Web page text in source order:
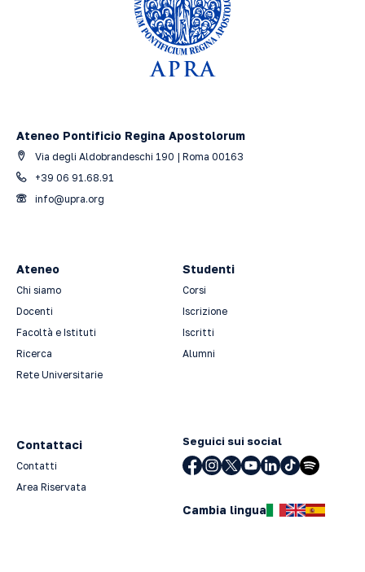
Ateneo Pontificio Regina Apostolorum
Via degli Aldobrandeschi 190 | Roma 00163
+39 06 91.68.91
info@upra.org
Ateneo
Chi siamo
Docenti
Facoltà e Istituti
Ricerca
Rete Universitarie
Studenti
Corsi
Iscrizione
Iscritti
Alumni
Contattaci
Contatti
Area Riservata
Seguici sui social
Cambia lingua